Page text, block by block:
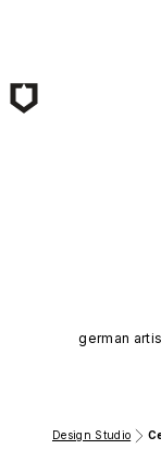
german
Design Studio